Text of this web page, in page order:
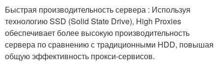
Быстрая производительность сервера : Используя
технологию SSD (Solid State Drive), High Proxies
обеспечивает более высокую производительность
сервера по сравнению с традиционными HDD, повышая
общую эффективность прокси-сервисов.